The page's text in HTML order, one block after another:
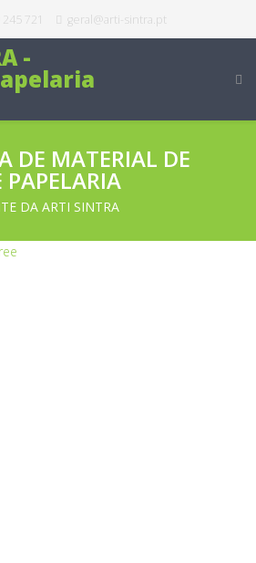
721 geral@arti-sintra.pt
DE MATERIAL DE
PAPELARIA
DA ARTI SINTRA